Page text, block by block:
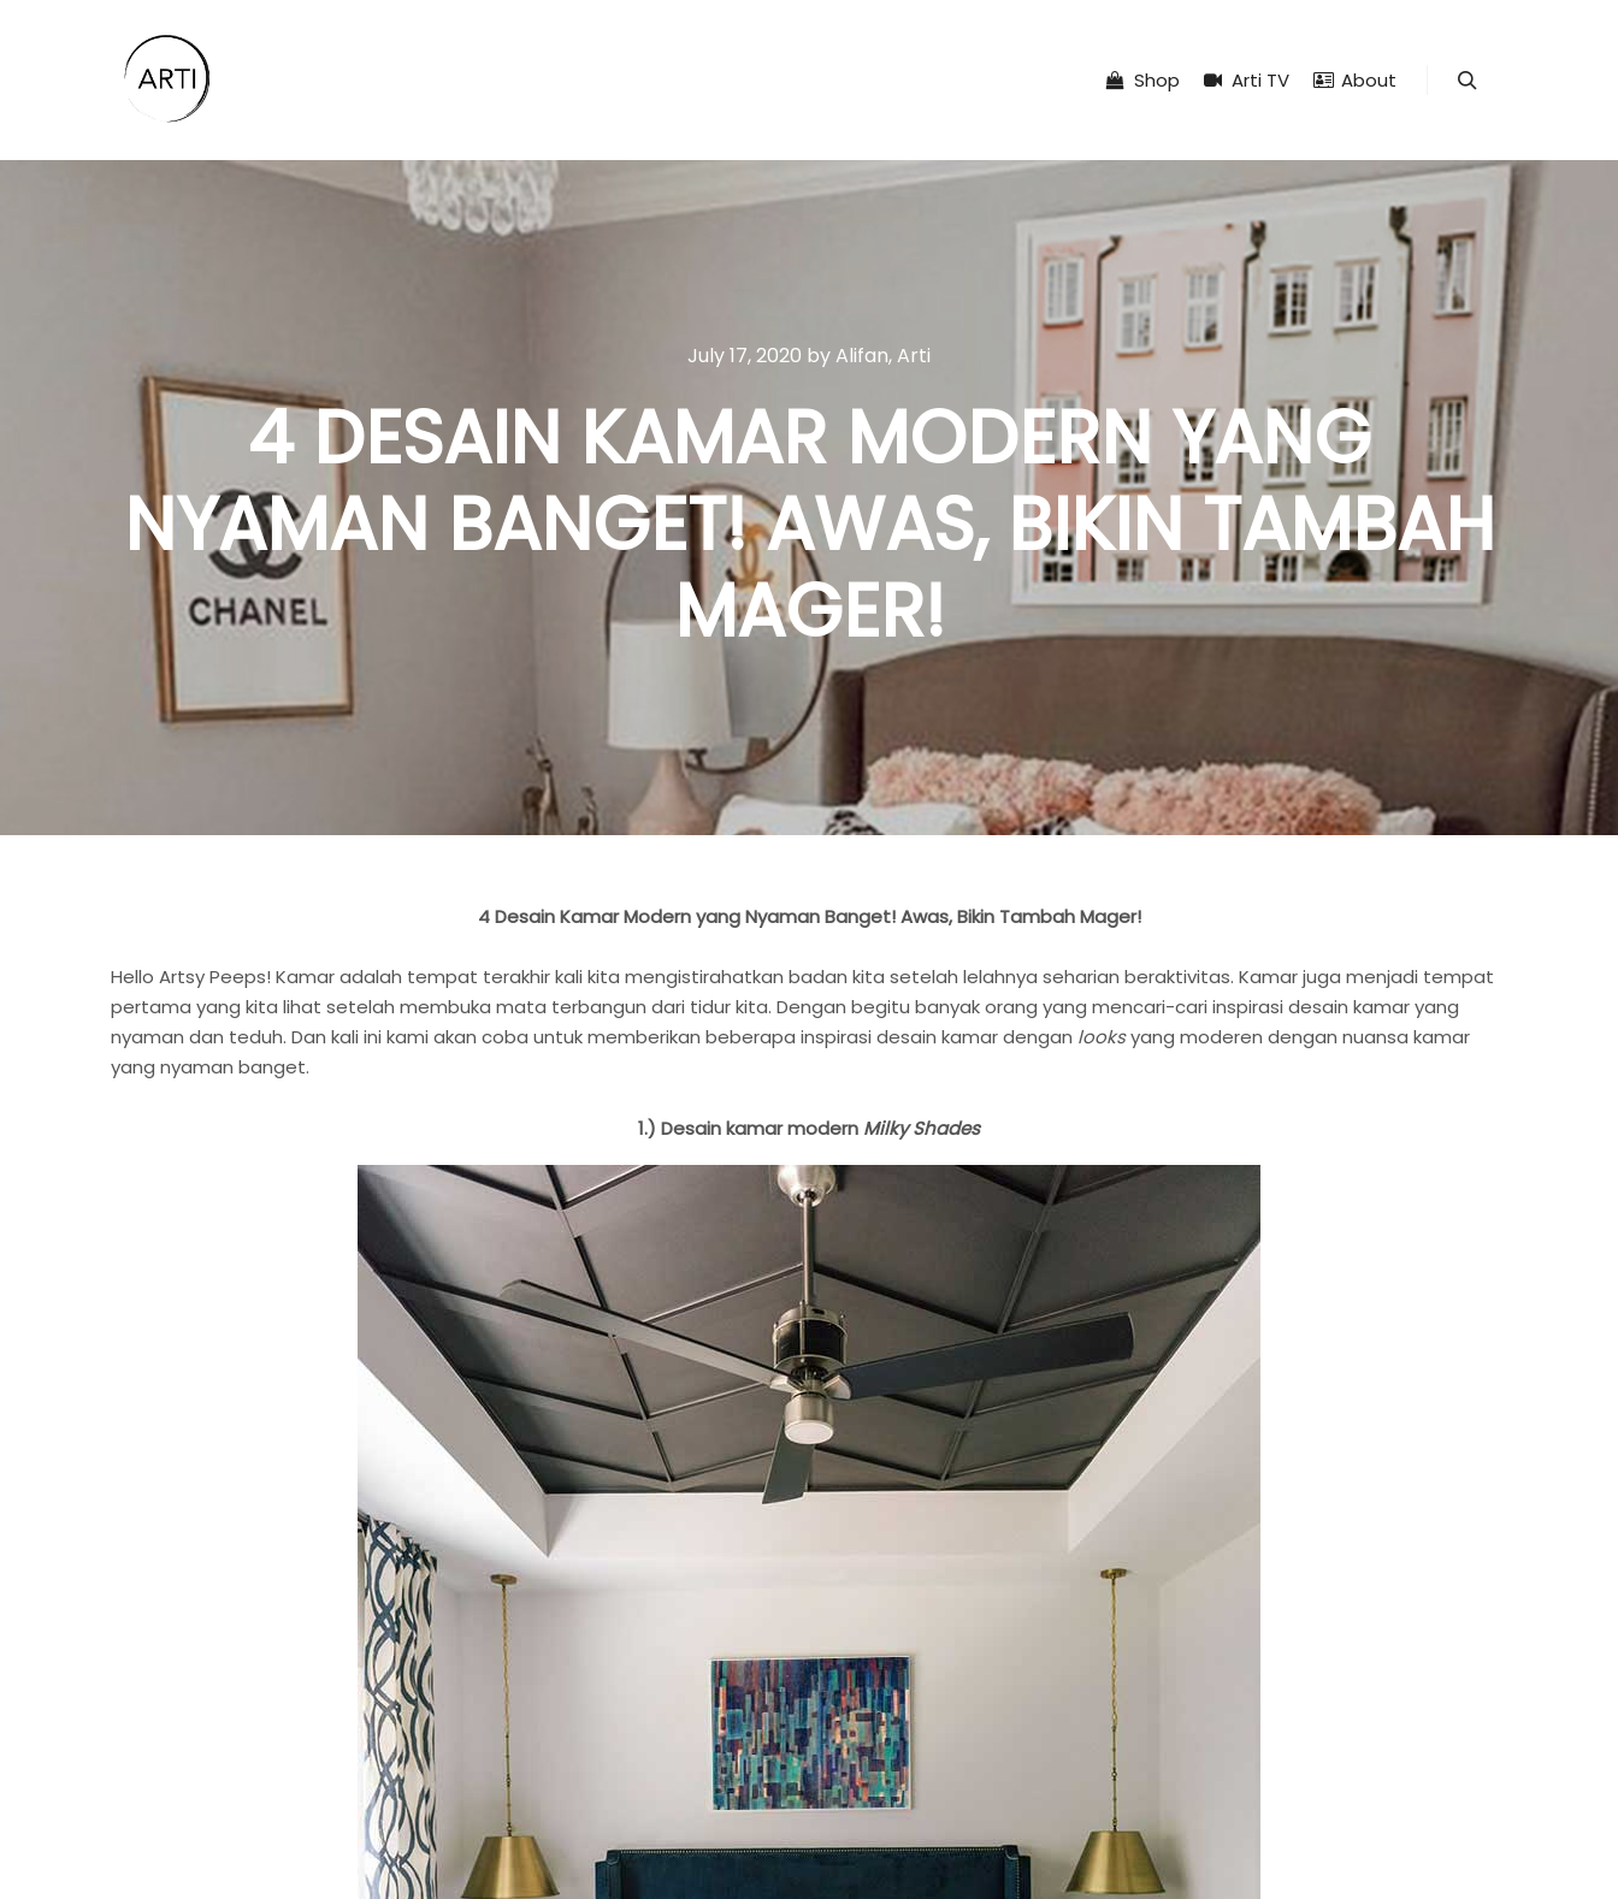
Shop Arti TV About
July 17, 2020 byAlifan, Arti
4 DESAIN KAMAR MODERN YANG
NYAMAN BANGET! AWAS, BIKIN TAMBAH
MAGER!
4 Desain Kamar Modern yang Nyaman Banget! Awas, Bikin Tambah Mager!
Hello Artsy Peeps! Kamar adalah tempat terakhir kali kita mengistirahatkan badan kita setelah lelahnya seharian beraktivitas. Kamar juga menjadi tempat
pertama yang kita lihat setelah membuka mata terbangun dari tidur kita. Dengan begitu banyak orang yang mencari-cari inspirasi desain kamar yang
nyaman dan teduh. Dan kali ini kami akan coba untuk memberikan beberapa inspirasi desain kamar dengan looksyang moderen dengan nuansa kamar
yang nyaman banget.
1.) Desain kamar modern Milky Shades